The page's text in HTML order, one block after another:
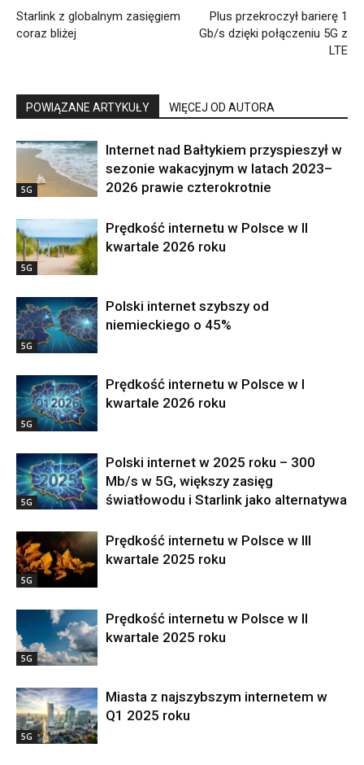
Starlink z globalnym zasięgiem
coraz bliżej
Plus przekroczył barierę 1
Gb/s dzięki połączeniu 5G z
LTE
POWIĄZANE ARTYKUŁY WIĘCEJ OD AUTORA
5G
Internet nad Bałtykiem przyspieszył w
sezonie wakacyjnym w latach 2023–
2026 prawie czterokrotnie
5G
Prędkość internetu w Polsce w II
kwartale 2026 roku
5G
Polski internet szybszy od
niemieckiego o 45%
5G
Prędkość internetu w Polsce w I
kwartale 2026 roku
5G
Polski internet w 2025 roku – 300
Mb/s w 5G, większy zasięg
światłowodu i Starlink jako alternatywa
5G
Prędkość internetu w Polsce w III
kwartale 2025 roku
5G
Prędkość internetu w Polsce w II
kwartale 2025 roku
5G
Miasta z najszybszym internetem w
Q1 2025 roku